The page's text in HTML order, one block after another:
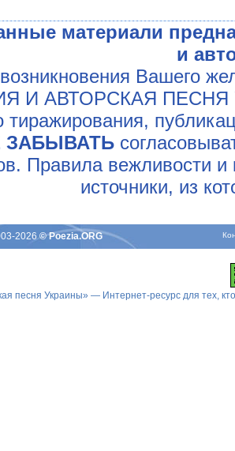
материали
и
Вашего
И АВТОРСКАЯ ПЕСНЯ
тиражирования,
ЗАБЫВАТЬ
Правила вежливости и
источники, из
2026© Poezia.ORG
песня Украины» — Интернет-ресурс для тех,